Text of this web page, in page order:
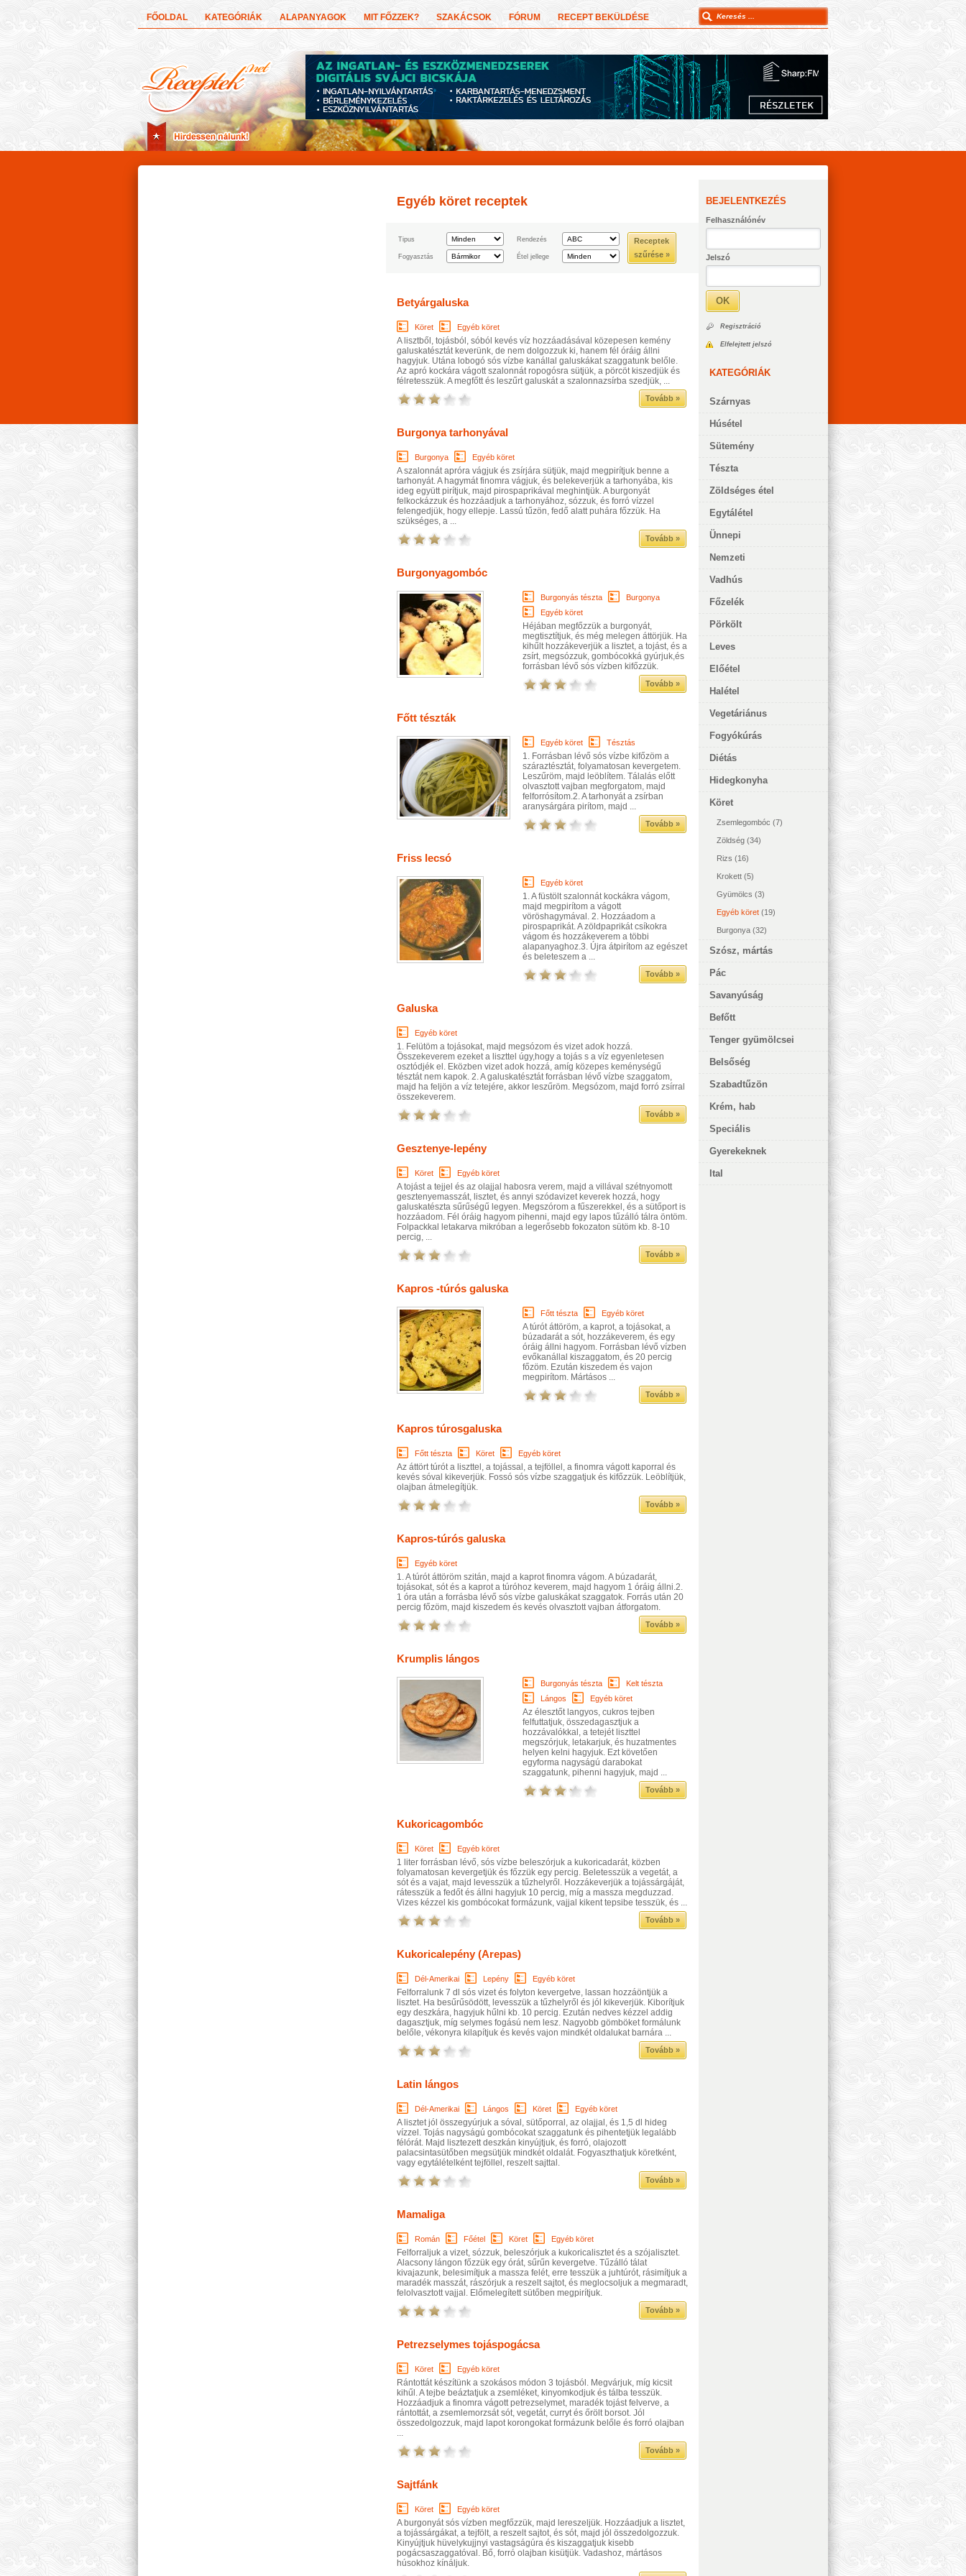
FŐOLDAL KATEGÓRIÁK ALAPANYAGOK MIT FŐZZEK? SZAKÁCSOK FÓRUM RECEPT BEKÜLDÉSE
BEJELENTKEZÉS
Felhasználónév
Jelszó
OK
Regisztráció
Elfelejtett jelszó
KATEGÓRIÁK
Szárnyas
Húsétel
Sütemény
Tészta
Zöldséges étel
Egytálétel
Ünnepi
Nemzeti
Vadhús
Főzelék
Pörkölt
Leves
Előétel
Halétel
Vegetáriánus
Fogyókúrás
Diétás
Hidegkonyha
Köret
Zsemlegombóc (7)
Zöldség (34)
Rizs (16)
Krokett (5)
Gyümölcs (3)
Egyéb köret (19)
Burgonya (32)
Szósz, mártás
Pác
Savanyúság
Befőtt
Tenger gyümölcsei
Belsőség
Szabadtűzön
Krém, hab
Speciális
Gyerekeknek
Ital
Egyéb köret receptek
Tipus Rendezés
Receptek
szűrése »
Fogyasztás Étel jellege
Betyárgaluska
Köret Egyéb köret
A lisztből, tojásból, sóból kevés víz hozzáadásával közepesen kemény
galuskatésztát keverünk, de nem dolgozzuk ki, hanem fél óráig állni
hagyjuk. Utána lobogó sós vízbe kanállal galuskákat szaggatunk belőle.
Az apró kockára vágott szalonnát ropogósra sütjük, a pörcöt kiszedjük és
félretesszük. A megfőtt és leszűrt galuskát a szalonnazsírba szedjük, ...
Tovább »
Burgonya tarhonyával
Burgonya Egyéb köret
A szalonnát apróra vágjuk és zsírjára sütjük, majd megpirítjuk benne a
tarhonyát. A hagymát finomra vágjuk, és belekeverjük a tarhonyába, kis
ideg együtt pirítjuk, majd pirospaprikával meghintjük. A burgonyát
felkockázzuk és hozzáadjuk a tarhonyához, sózzuk, és forró vízzel
felengedjük, hogy ellepje. Lassú tűzön, fedő alatt puhára főzzük. Ha
szükséges, a ...
Tovább »
Burgonyagombóc
Burgonyás tészta
Burgonya
Egyéb köret
Héjában megfőzzük a burgonyát,
megtisztítjuk, és még melegen áttörjük. Ha
kihűlt hozzákeverjük a lisztet, a tojást, és a
zsírt, megsózzuk, gombócokká gyúrjuk,és
forrásban lévő sós vízben kifőzzük.
Tovább »
Főtt tészták
Egyéb köret Tésztás
1. Forrásban lévő sós vízbe kifőzöm a
száraztésztát, folyamatosan kevergetem.
Leszűröm, majd leöblítem. Tálalás előtt
olvasztott vajban megforgatom, majd
felforrósítom.2. A tarhonyát a zsírban
aranysárgára pirítom, majd ...
Tovább »
Friss lecsó
Egyéb köret
1. A füstölt szalonnát kockákra vágom,
majd megpirítom a vágott
vöröshagymával. 2. Hozzáadom a
pirospaprikát. A zöldpaprikát csíkokra
vágom és hozzákeverem a többi
alapanyaghoz.3. Újra átpirítom az egészet
és beleteszem a ...
Tovább »
Galuska
Egyéb köret
1. Felütöm a tojásokat, majd megsózom és vizet adok hozzá.
Összekeverem ezeket a liszttel úgy,hogy a tojás s a víz egyenletesen
osztódjék el. Eközben vizet adok hozzá, amíg közepes keménységű
tésztát nem kapok. 2. A galuskatésztát forrásban lévő vízbe szaggatom,
majd ha feljön a víz tetejére, akkor leszűröm. Megsózom, majd forró zsírral
összekeverem.
Tovább »
Gesztenye-lepény
Köret Egyéb köret
A tojást a tejjel és az olajjal habosra verem, majd a villával szétnyomott
gesztenyemasszát, lisztet, és annyi szódavizet keverek hozzá, hogy
galuskatészta sűrűségű legyen. Megszórom a fűszerekkel, és a sütőport is
hozzáadom. Fél óráig hagyom pihenni, majd egy lapos tűzálló tálra öntöm.
Folpackkal letakarva mikróban a legerősebb fokozaton sütöm kb. 8-10
percig, ...
Tovább »
Kapros -túrós galuska
Főtt tészta Egyéb köret
A túrót áttöröm, a kaprot, a tojásokat, a
búzadarát a sót, hozzákeverem, és egy
óráig állni hagyom. Forrásban lévő vízben
evőkanállal kiszaggatom, és 20 percig
főzöm. Ezután kiszedem és vajon
megpirítom. Mártásos ...
Tovább »
Kapros túrosgaluska
Főtt tészta Köret Egyéb köret
Az áttört túrót a liszttel, a tojással, a tejföllel, a finomra vágott kaporral és
kevés sóval kikeverjük. Fossó sós vízbe szaggatjuk és kifőzzük. Leöblítjük,
olajban átmelegítjük.
Tovább »
Kapros-túrós galuska
Egyéb köret
1. A túrót áttöröm szitán, majd a kaprot finomra vágom. A búzadarát,
tojásokat, sót és a kaprot a túróhoz keverem, majd hagyom 1 óráig állni.2.
1 óra után a forrásba lévő sós vízbe galuskákat szaggatok. Forrás után 20
percig főzöm, majd kiszedem és kevés olvasztott vajban átforgatom.
Tovább »
Krumplis lángos
Burgonyás tészta
Kelt tészta
Lángos
Egyéb köret
Az élesztőt langyos, cukros tejben
felfuttatjuk, összedagasztjuk a
hozzávalókkal, a tetejét liszttel
megszórjuk, letakarjuk, és huzatmentes
helyen kelni hagyjuk. Ezt követően
egyforma nagyságú darabokat
szaggatunk, pihenni hagyjuk, majd ...
Tovább »
Kukoricagombóc
Köret Egyéb köret
1 liter forrásban lévő, sós vízbe beleszórjuk a kukoricadarát, közben
folyamatosan kevergetjük és főzzük egy percig. Beletesszük a vegetát, a
sót és a vajat, majd levesszük a tűzhelyről. Hozzákeverjük a tojássárgáját,
rátesszük a fedőt és állni hagyjuk 10 percig, míg a massza megduzzad.
Vizes kézzel kis gombócokat formázunk, vajjal kikent tepsibe tesszük, és ...
Tovább »
Kukoricalepény (Arepas)
Dél-Amerikai Lepény Egyéb köret
Felforralunk 7 dl sós vizet és folyton kevergetve, lassan hozzáöntjük a
lisztet. Ha besűrűsödött, levesszük a tűzhelyről és jól kikeverjük. Kiborítjuk
egy deszkára, hagyjuk hűlni kb. 10 percig. Ezután nedves kézzel addig
dagasztjuk, míg selymes fogású nem lesz. Nagyobb gömböket formálunk
belőle, vékonyra kilapítjuk és kevés vajon mindkét oldalukat barnára ...
Tovább »
Latin lángos
Dél-Amerikai Lángos Köret Egyéb köret
A lisztet jól összegyúrjuk a sóval, sütőporral, az olajjal, és 1,5 dl hideg
vízzel. Tojás nagyságú gombócokat szaggatunk és pihentetjük legalább
félórát. Majd lisztezett deszkán kinyújtjuk, és forró, olajozott
palacsintasütőben megsütjük mindkét oldalát. Fogyaszthatjuk köretként,
vagy egytálételként tejföllel, reszelt sajttal.
Tovább »
Mamaliga
Román Főétel Köret Egyéb köret
Felforraljuk a vizet, sózzuk, beleszórjuk a kukoricalisztet és a szójalisztet.
Alacsony lángon főzzük egy órát, sűrűn kevergetve. Tűzálló tálat
kivajazunk, belesimítjuk a massza felét, erre tesszük a juhtúrót, rásimítjuk a
maradék masszát, rászórjuk a reszelt sajtot, és meglocsoljuk a megmaradt,
felolvasztott vajjal. Előmelegített sütőben megpirítjuk.
Tovább »
Petrezselymes tojáspogácsa
Köret Egyéb köret
Rántottát készítünk a szokásos módon 3 tojásból. Megvárjuk, míg kicsit
kihűl. A tejbe beáztatjuk a zsemléket, kinyomkodjuk és tálba tesszük.
Hozzáadjuk a finomra vágott petrezselymet, maradék tojást felverve, a
rántottát, a zsemlemorzsát sót, vegetát, curryt és őrölt borsot. Jól
összedolgozzuk, majd lapot korongokat formázunk belőle és forró olajban
...
Tovább »
Sajtfánk
Köret Egyéb köret
A burgonyát sós vízben megfőzzük, majd lereszeljük. Hozzáadjuk a lisztet,
a tojássárgákat, a tejfölt, a reszelt sajtot, és sót, majd jól összedolgozzuk.
Kinyújtjuk hüvelykujjnyi vastagságúra és kiszaggatjuk kisebb
pogácsaszaggatóval. Bő, forró olajban kisütjük. Vadashoz, mártásos
húsokhoz kínáljuk.